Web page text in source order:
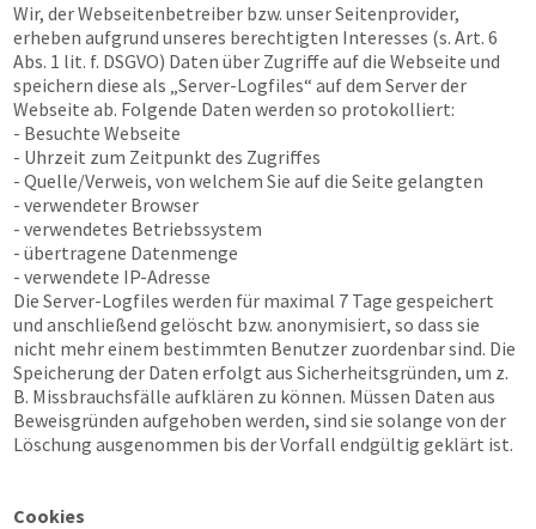
Wir, der Webseitenbetreiber bzw. unser Seitenprovider,
erheben aufgrund unseres berechtigten Interesses (s. Art. 6
Abs. 1 lit. f. DSGVO) Daten über Zugriffe auf die Webseite und
speichern diese als „Server-Logfiles“ auf dem Server der
Webseite ab. Folgende Daten werden so protokolliert:
- Besuchte Webseite
- Uhrzeit zum Zeitpunkt des Zugriffes
- Quelle/Verweis, von welchem Sie auf die Seite gelangten
- verwendeter Browser
- verwendetes Betriebssystem
- übertragene Datenmenge
- verwendete IP-Adresse
Die Server-Logfiles werden für maximal 7 Tage gespeichert
und anschließend gelöscht bzw. anonymisiert, so dass sie
nicht mehr einem bestimmten Benutzer zuordenbar sind. Die
Speicherung der Daten erfolgt aus Sicherheitsgründen, um z.
B. Missbrauchsfälle aufklären zu können. Müssen Daten aus
Beweisgründen aufgehoben werden, sind sie solange von der
Löschung ausgenommen bis der Vorfall endgültig geklärt ist.
Cookies